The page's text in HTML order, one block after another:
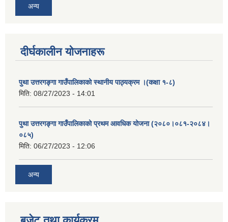
अन्य
दीर्घकालीन योजनाहरू
पुथा उत्तरगङ्गा गाउँपालिकाको स्थानीय पाठ्यक्रम ।(कक्षा १-८)
मिति: 08/27/2023 - 14:01
पुथा उत्तरगङ्गा गाउँपालिकाको प्रथम आवधिक योजना (२०८०।०८१-२०८४।
०८५)
मिति: 06/27/2023 - 12:06
अन्य